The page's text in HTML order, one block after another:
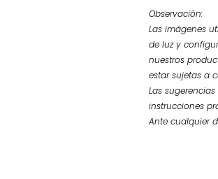
Observación:
Las imágenes
de luz y
nuestros
estar sujetas a
Las
instrucciones
Ante cualquier